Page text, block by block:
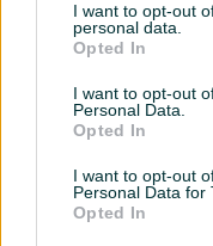
I want to opt-out
personal data.
Opted In
I want to opt-out
Personal Data.
Opted In
I want to opt-out
Personal Data for
Opted In
slučaju da Vas
podataka koji su
ćemo Vas
pomogli da
Pravo na pristup
Vi ste vlasnik